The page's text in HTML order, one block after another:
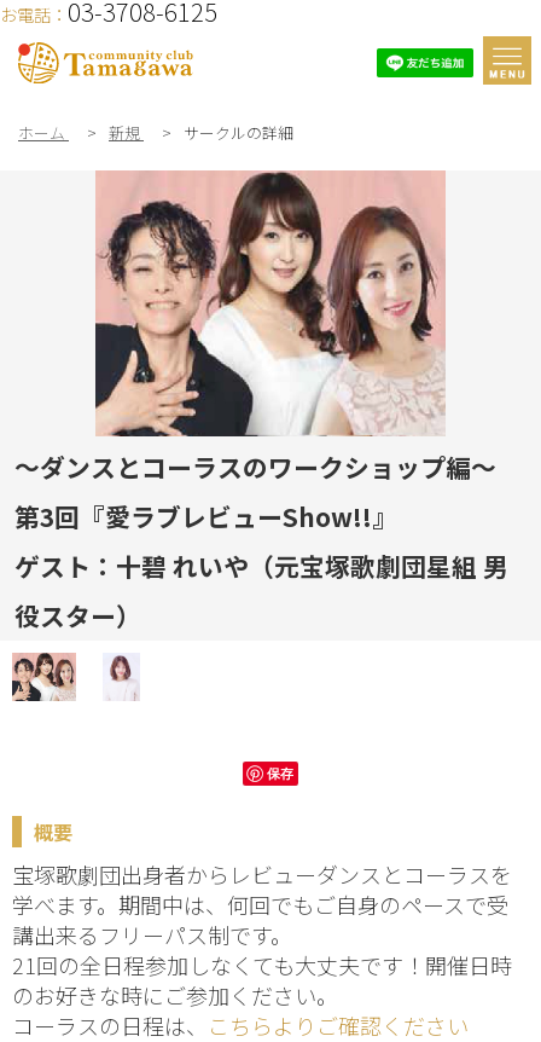
お電話： 03-3708-6125
ホーム > 新規 > サークルの詳細
～ダンスとコーラスのワークショップ編～
第3回『愛ラブレビューShow!!』
ゲスト：十碧 れいや（元宝塚歌劇団星組 男
役スター）
保存
概要
宝塚歌劇団出身者からレビューダンスとコーラスを
学べます。期間中は、何回でもご自身のペースで受
講出来るフリーパス制です。
21回の全日程参加しなくても大丈夫です！開催日時
のお好きな時にご参加ください。
コーラスの日程は、
こちらよりご確認ください